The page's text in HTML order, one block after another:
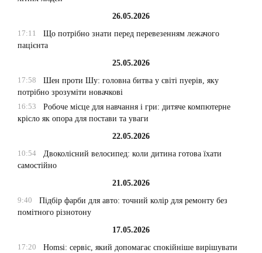
26.05.2026
17:11
Що потрібно знати перед перевезенням лежачого
пацієнта
25.05.2026
17:58
Шен проти Шу: головна битва у світі пуерів, яку
потрібно зрозуміти новачкові
16:53
Робоче місце для навчання і гри: дитяче компютерне
крісло як опора для постави та уваги
22.05.2026
10:54
Двоколісний велосипед: коли дитина готова їхати
самостійно
21.05.2026
9:40
Підбір фарби для авто: точний колір для ремонту без
помітного різнотону
17.05.2026
17:20
Homsi: сервіс, який допомагає спокійніше вирішувати